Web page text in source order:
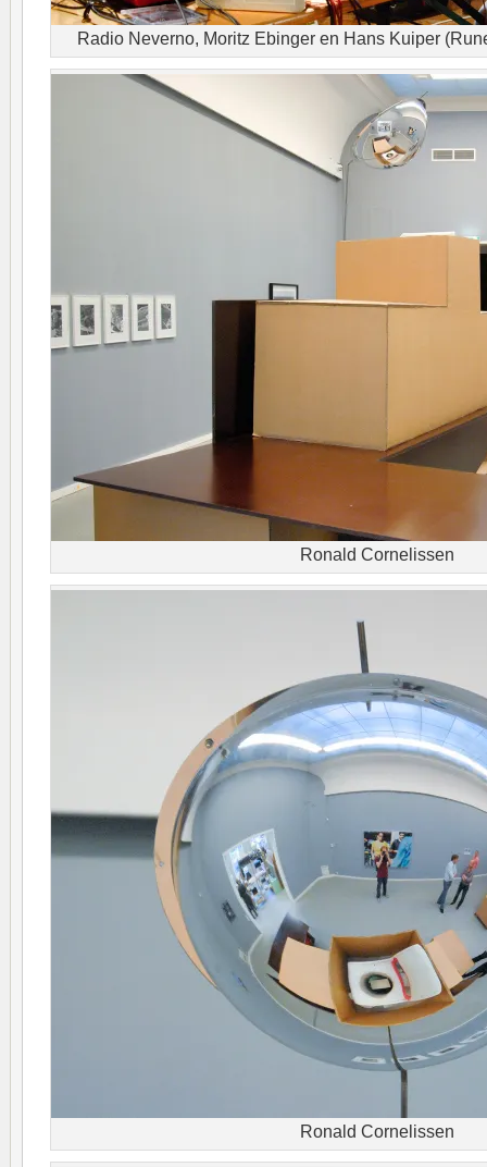
Radio Neverno, Moritz Ebinger en Hans Kuiper
Ronald Cornelissen
Ronald Cornelissen